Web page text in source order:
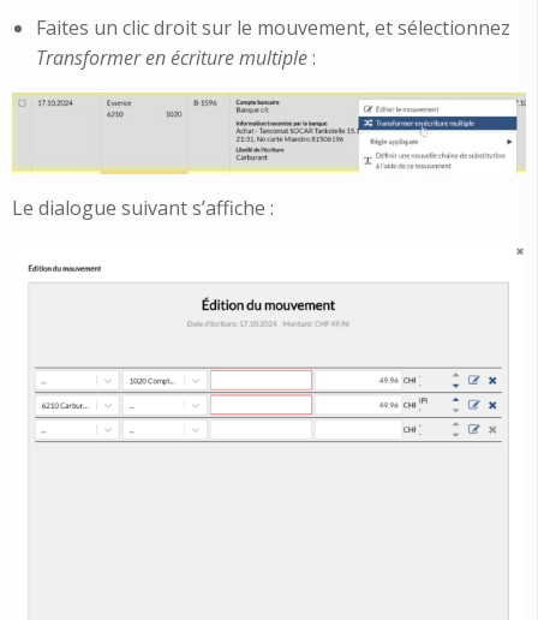
Faites un clic droit sur le mouvement, et sélectionnez
Transformer en écriture multiple:
Le dialogue suivant s’affiche :